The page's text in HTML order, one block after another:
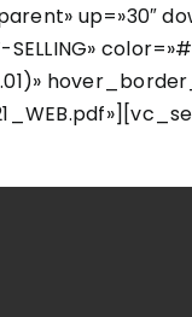
up=»30″